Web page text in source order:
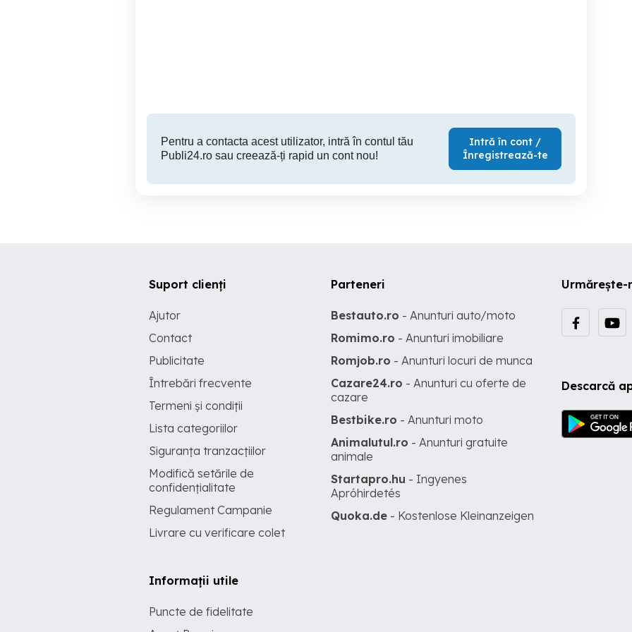
Pentru a contacta acest utilizator, intră în contul tău
Publi24.ro sau creează-ți rapid un cont nou!
Intră în cont /
Înregistrează-te
Urmărește-
Descarcă
Suport clienți
Ajutor
Contact
Publicitate
Întrebări frecvente
Termeni și condiții
Lista categoriilor
Siguranța tranzacțiilor
Modifică setările de
confidențialitate
Regulament Campanie
Livrare cu verificare colet
Informații utile
Puncte de fidelitate
Parteneri
Bestauto.ro - Anunturi auto/moto
Romimo.ro - Anunturi imobiliare
Romjob.ro - Anunturi locuri de munca
Cazare24.ro - Anunturi cu oferte de
cazare
Bestbike.ro - Anunturi moto
Animalutul.ro - Anunturi gratuite
animale
Startapro.hu - Ingyenes
Apróhirdetés
Quoka.de - Kostenlose Kleinanzeigen